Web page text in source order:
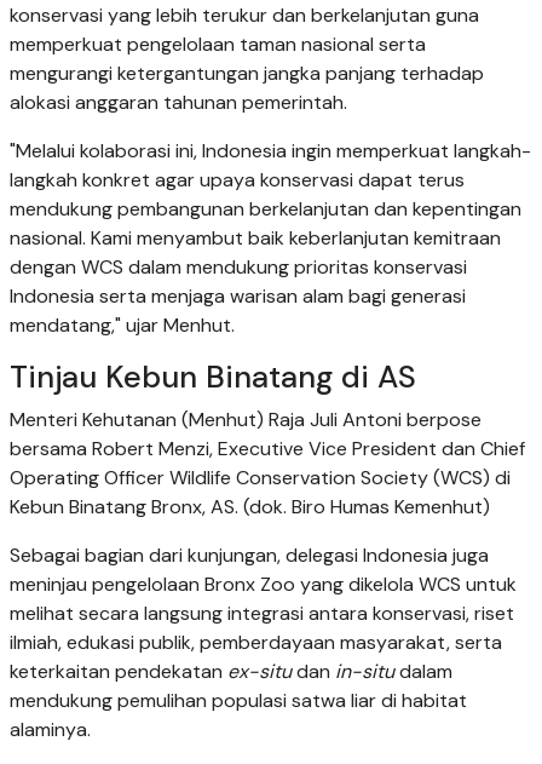
konservasi yang lebih terukur dan berkelanjutan guna
memperkuat pengelolaan taman nasional serta
mengurangi ketergantungan jangka panjang terhadap
alokasi anggaran tahunan pemerintah.
"Melalui kolaborasi ini, Indonesia ingin memperkuat langkah-
langkah konkret agar upaya konservasi dapat terus
mendukung pembangunan berkelanjutan dan kepentingan
nasional. Kami menyambut baik keberlanjutan kemitraan
dengan WCS dalam mendukung prioritas konservasi
Indonesia serta menjaga warisan alam bagi generasi
mendatang," ujar Menhut.
Tinjau Kebun Binatang di AS
Menteri Kehutanan (Menhut) Raja Juli Antoni berpose
bersama Robert Menzi, Executive Vice President dan Chief
Operating Officer Wildlife Conservation Society (WCS) di
Kebun Binatang Bronx, AS. (dok. Biro Humas Kemenhut)
Sebagai bagian dari kunjungan, delegasi Indonesia juga
meninjau pengelolaan Bronx Zoo yang dikelola WCS untuk
melihat secara langsung integrasi antara konservasi, riset
ilmiah, edukasi publik, pemberdayaan masyarakat, serta
keterkaitan pendekatan ex-situdan in-situdalam
mendukung pemulihan populasi satwa liar di habitat
alaminya.